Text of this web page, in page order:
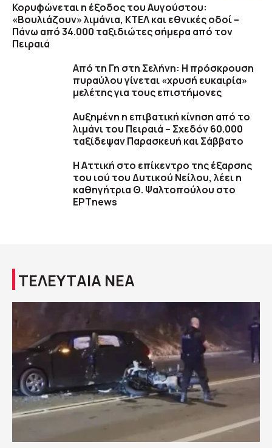
Κορυφώνεται η έξοδος του Αυγούστου:
«Βουλιάζουν» λιμάνια, ΚΤΕΛ και εθνικές οδοί –
Πάνω από 34.000 ταξιδιώτες σήμερα από τον
Πειραιά
Από τη Γη στη Σελήνη: Η πρόσκρουση
πυραύλου γίνεται «χρυσή ευκαιρία»
μελέτης για τους επιστήμονες
Αυξημένη η επιβατική κίνηση από το
λιμάνι του Πειραιά – Σχεδόν 60.000
ταξίδεψαν Παρασκευή και Σάββατο
Η Αττική στο επίκεντρο της έξαρσης
του ιού του Δυτικού Νείλου, λέει η
καθηγήτρια Θ. Ψαλτοπούλου στο
ΕΡΤnews
ΤΕΛΕΥΤΑΙΑ ΝΕΑ